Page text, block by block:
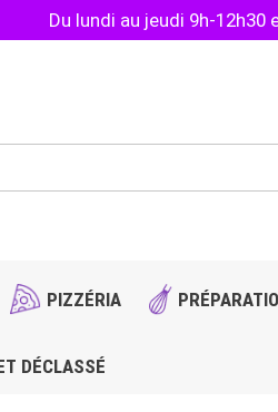
Du lundi au jeudi 9h-12h30
PIZZÉRIA
DÉCLASSÉ